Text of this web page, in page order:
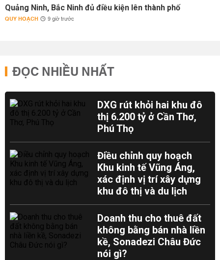
Quảng Ninh, Bắc Ninh đủ điều kiện lên thành phố
QUY HOẠCH 9 giờ trước
ĐỌC NHIỀU NHẤT
DXG rút khỏi hai khu đô
thị 6.200 tỷ ở Cần Thơ,
Phú Thọ
Điều chỉnh quy hoạch
Khu kinh tế Vũng Áng,
xác định vị trí xây dựng
khu đô thị và du lịch
Doanh thu cho thuê đất
không bằng bán nhà liền
kề, Sonadezi Châu Đức
nói gì?